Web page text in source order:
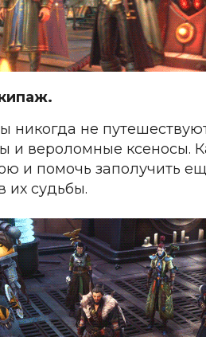
никогда не
и вероломные ксеносы.
и помочь заполучить
их судьбы.